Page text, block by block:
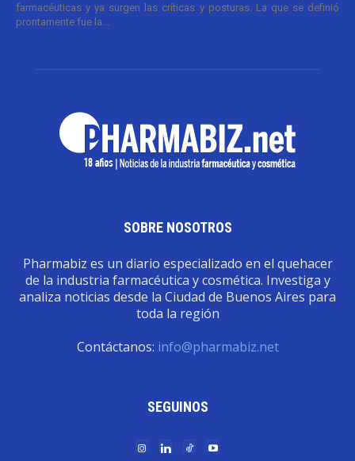
farmacéuticas y ya surgen las críticas y posturas. La que se definió
prontamente fue la...
SOBRE NOSOTROS
Pharmabiz es un diario especializado en el quehacer
de la industria farmacéutica y cosmética. Investiga y
analiza noticias desde la Ciudad de Buenos Aires para
toda la región
Contáctanos: info@pharmabiz.net
SEGUINOS